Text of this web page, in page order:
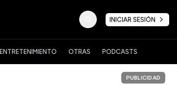
INICIAR SESIÓN
ENTRETENIMIENTO OTRAS PODCASTS
PUBLICIDAD